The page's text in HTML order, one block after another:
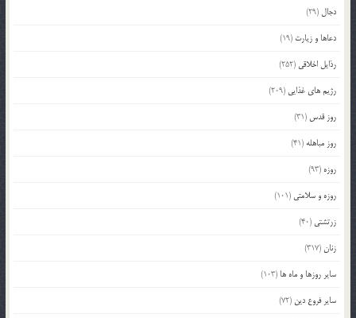
دجال (29)
دعاها و زیارت (19)
رذایل اخلاقی (252)
رژیم های غذایی (209)
روز قدس (31)
روز مباهله (41)
روزه (93)
روزه و سلامتی (101)
زرتشتی (40)
زنان(317)
سایر روزها و ماه ها (103)
سایر فروع دین (72)